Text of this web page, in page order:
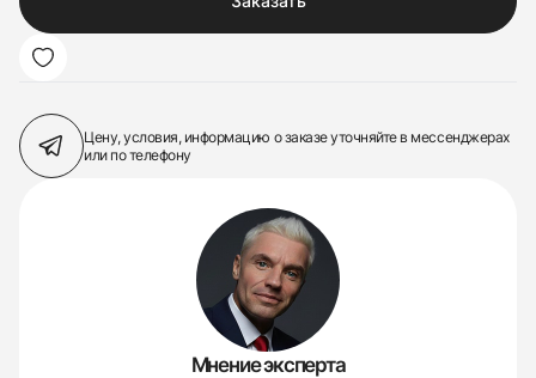
Цену, условия, информацию о заказеуточняйте в мессенджерах
или по телефону
Мнение эксперта